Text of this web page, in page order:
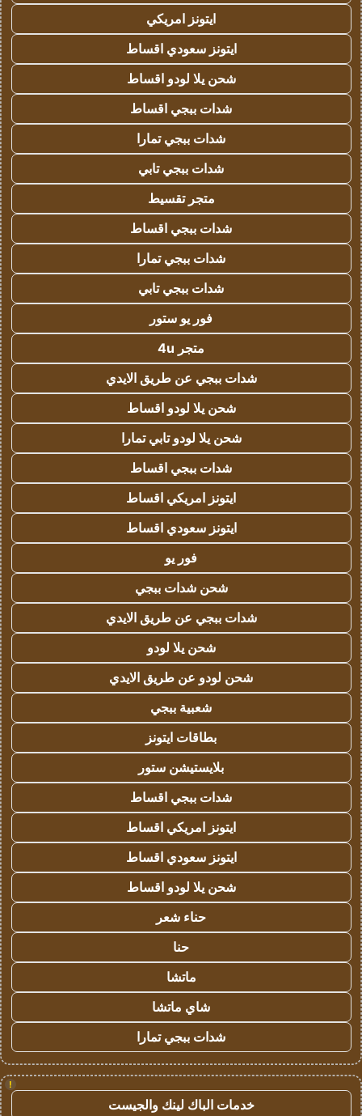
ايتونز امريكي
ايتونز سعودي اقساط
شحن يلا لودو اقساط
شدات ببجي اقساط
شدات ببجي تمارا
شدات ببجي تابي
متجر تقسيط
شدات ببجي اقساط
شدات ببجي تمارا
شدات ببجي تابي
فور يو ستور
متجر 4u
شدات ببجي عن طريق الايدي
شحن يلا لودو اقساط
شحن يلا لودو تابي تمارا
شدات ببجي اقساط
ايتونز امريكي اقساط
ايتونز سعودي اقساط
فور يو
شحن شدات ببجي
شدات ببجي عن طريق الايدي
شحن يلا لودو
شحن لودو عن طريق الايدي
شعبية ببجي
بطاقات ايتونز
بلايستيشن ستور
شدات ببجي اقساط
ايتونز امريكي اقساط
ايتونز سعودي اقساط
شحن يلا لودو اقساط
حناء شعر
حنا
ماتشا
شاي ماتشا
شدات ببجي تمارا
!
خدمات الباك لينك والجيست